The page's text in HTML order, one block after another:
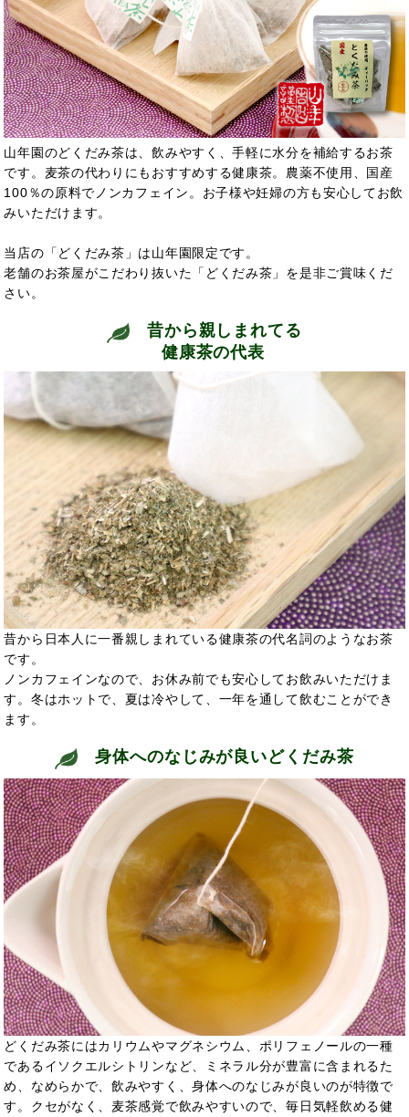
山年園のどくだみ茶は、飲みやすく、手軽に水分を補給するお茶
です。麦茶の代わりにもおすすめする健康茶。農薬不使用、国産
100％の原料でノンカフェイン。お子様や妊婦の方も安心してお飲
みいただけます。
当店の「どくだみ茶」は山年園限定です。
老舗のお茶屋がこだわり抜いた「どくだみ茶」を是非ご賞味くだ
さい。
昔から親しまれてる
健康茶の代表
昔から日本人に一番親しまれている健康茶の代名詞のようなお茶
です。
ノンカフェインなので、お休み前でも安心してお飲みいただけま
す。冬はホットで、夏は冷やして、一年を通して飲むことができ
ます。
身体へのなじみが良いどくだみ茶
どくだみ茶にはカリウムやマグネシウム、ポリフェノールの一種
であるイソクエルシトリンなど、ミネラル分が豊富に含まれるた
め、なめらかで、飲みやすく、身体へのなじみが良いのが特徴で
す。 クセがなく、麦茶感覚で飲みやすいので、毎日気軽飲める健